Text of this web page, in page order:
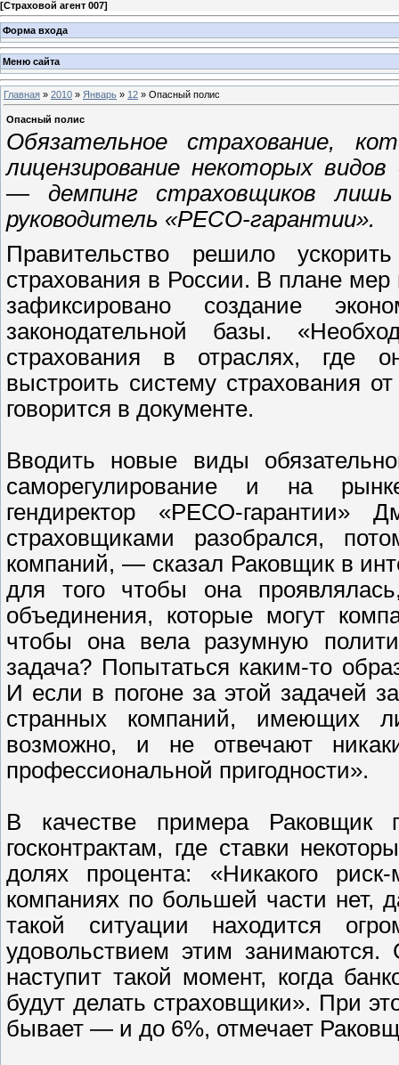
[Страховой агент 007]
Форма входа
Меню сайта
Главная » 2010 » Январь » 12 » Опасный полис
Опасный полис
Обязательное страхование,
лицензирование некоторых
— демпинг страховщиков лишь
руководитель «РЕСО-гарантии».
Правительство решило
страхования в России. В плане мер
зафиксировано создание
законодательной базы.
страхования в отраслях, где
выстроить систему страхования
говорится в документе.
Вводить новые виды
саморегулирование и на
гендиректор «РЕСО-
страховщиками разобрался,
компаний, — сказал Раковщик в
для того чтобы она
объединения, которые могут
чтобы она вела разумную
задача? Попытаться каким-то
И если в погоне за этой задачей
странных компаний, имеющих
возможно, и не отвечают
профессиональной пригодности».
В качестве примера Раковщик
госконтрактам, где ставки
долях процента: «Никакого
компаниях по большей части нет,
такой ситуации находится
удовольствием этим занимаются.
наступит такой момент, когда
будут делать страховщики». При
бывает — и до 6%, отмечает